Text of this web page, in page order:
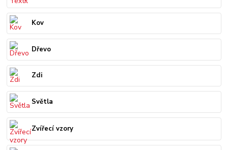
Kov
Dřevo
Zdi
Světla
Zvířecí vzory